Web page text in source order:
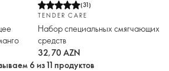
(31)
TENDER CARE
Набор специальных смягчающих
средств
32,70 AZN
6 из 11 продуктов